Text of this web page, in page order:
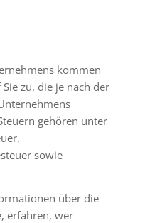
kommen
zu, die je nach der
gehören unter
sowie
über die
erfahren, wer